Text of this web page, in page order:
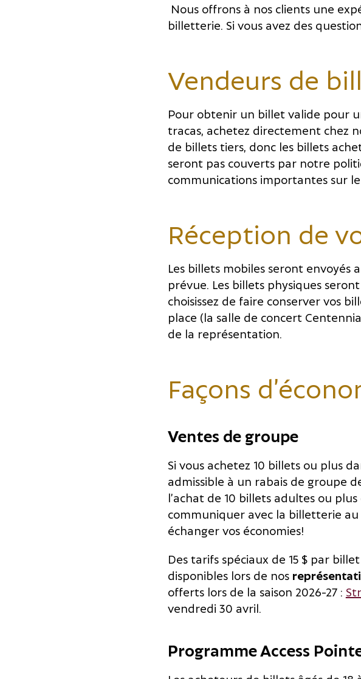
Nous offrons à nos clients une
billetterie. Si vous avez des
Vendeurs de
Pour obtenir un billet valide pour
tracas, achetez directement chez
de billets tiers, donc les billets
seront pas couverts par notre
communications importantes sur
Réception de
Les billets mobiles seront
prévue. Les billets physiques
choisissez de faire conserver vos
place (la salle de concert
de la représentation.
Façons
Ventes de groupe
Si vous achetez 10 billets ou plus
admissible à un rabais de groupe
l’achat de 10 billets adultes ou
communiquer avec la billetterie au
échanger vos économies!
Des tarifs spéciaux de 15 $ par
disponibles lors de nos
offerts lors de la saison 2026-27 :
vendredi 30 avril.
Programme Access